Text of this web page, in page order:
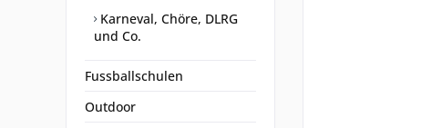
Karneval, Chöre, DLRG
und Co.
Fussballschulen
Outdoor